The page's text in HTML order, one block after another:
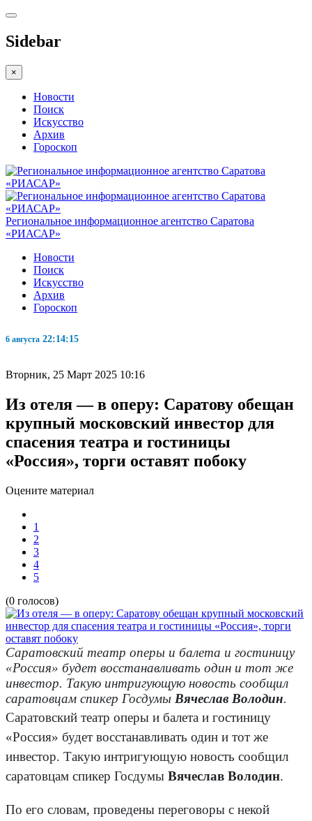
Sidebar
×
Новости
Поиск
Искусство
Архив
Гороскоп
Региональное информационное агентство Саратова
«РИАСАР»
Новости
Поиск
Искусство
Архив
Гороскоп
6 августа 22:14:16
Вторник, 25 Март 2025 10:16
Из отеля — в оперу: Саратову обещан
крупный московский инвестор для
спасения театра и гостиницы
«Россия», торги оставят побоку
Оцените материал
1
2
3
4
5
(0 голосов)
Саратовский театр оперы и балета и гостиницу
«Россия» будет восстанавливать один и тот же
инвестор. Такую интригующую новость сообщил
саратовцам спикер Госдумы Вячеслав Володин.
Саратовский театр оперы и балета и гостиницу
«Россия» будет восстанавливать один и тот же
инвестор. Такую интригующую новость сообщил
саратовцам спикер Госдумы Вячеслав Володин.
По его словам, проведены переговоры с некой